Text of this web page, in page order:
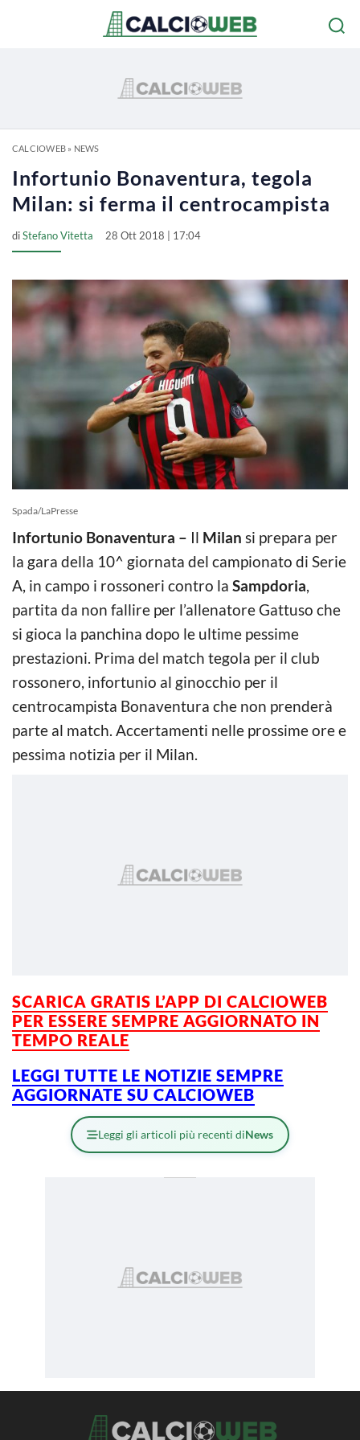
CALCIOWEB» NEWS
Infortunio Bonaventura, tegola
Milan: si ferma il centrocampista
diStefano Vitetta 28 Ott 2018 | 17:04
Spada/LaPresse
Infortunio Bonaventura – Il Milan si prepara per
la gara della 10^ giornata del campionato di Serie
A, in campo i rossoneri contro la Sampdoria,
partita da non fallire per l’allenatore Gattuso che
si gioca la panchina dopo le ultime pessime
prestazioni. Prima del match tegola per il club
rossonero, infortunio al ginocchio per il
centrocampista Bonaventura che non prenderà
parte al match. Accertamenti nelle prossime ore e
pessima notizia per il Milan.
SCARICA GRATIS L’APP DI CALCIOWEB
PER ESSERE SEMPRE AGGIORNATO IN
TEMPO REALE
LEGGI TUTTE LE NOTIZIE SEMPRE
AGGIORNATE SU CALCIOWEB
Leggi gli articoli più recenti diNews